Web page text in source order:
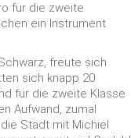
für die zweite
ein Instrument
freute sich
sich knapp 20
für die zweite Klasse
Aufwand, zumal
Stadt mit Michiel